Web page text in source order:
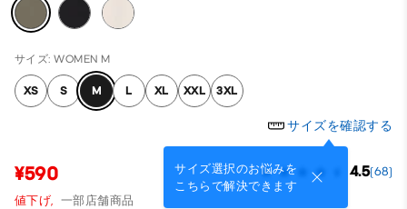
サイズ: WOMEN M
XS S M L XL XXL 3XL
サイズを確認する
サイズ選択のお悩みを
こちらで解決できます
¥590 4.5(68)
値下げ, 一部店舗商品